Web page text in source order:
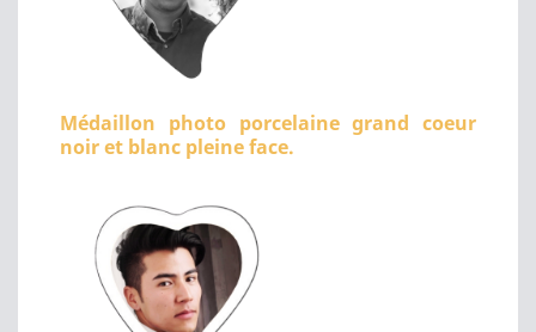
Médaillon photo porcelaine grand coeur
noir et blanc pleine face.